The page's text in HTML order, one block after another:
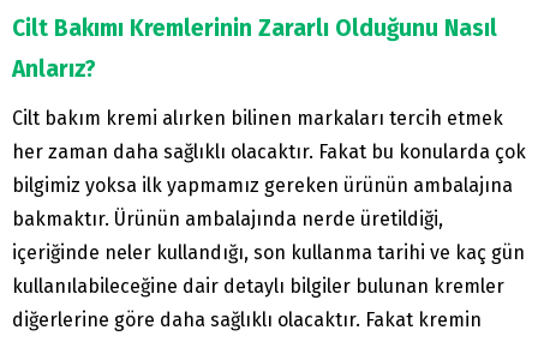
Cilt Bakımı Kremlerinin Zararlı Olduğunu Nasıl
Anlarız?
Cilt bakım kremi alırken bilinen markaları tercih etmek
her zaman daha sağlıklı olacaktır. Fakat bu konularda çok
bilgimiz yoksa ilk yapmamız gereken ürünün ambalajına
bakmaktır. Ürünün ambalajında nerde üretildiği,
içeriğinde neler kullandığı, son kullanma tarihi ve kaç gün
kullanılabileceğine dair detaylı bilgiler bulunan kremler
diğerlerine göre daha sağlıklı olacaktır. Fakat kremin